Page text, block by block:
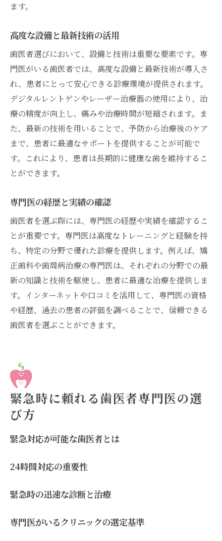
ます。
高度な設備と最新技術の活用
歯医者選びにおいて、設備と技術は重要な要素です。専
門医がいる歯医者では、高度な設備と最新技術が導入さ
れ、患者にとって安心できる診療環境が提供されます。
デジタルレントゲンやレーザー治療器の使用により、治
療の精度が向上し、痛みや治療時間が短縮されます。ま
た、最新の技術を用いることで、予防から治療後のケア
まで、患者に最適なサポートを提供することが可能で
す。これにより、患者は長期的に健康な歯を維持するこ
とができます。
専門医の経歴と実績の確認
歯医者を選ぶ際には、専門医の経歴や実績を確認するこ
とが重要です。専門医は高度なトレーニングと経験を持
ち、特定の分野で優れた診療を提供します。例えば、矯
正歯科や歯周病治療の専門医は、それぞれの分野での最
新の知識と技術を駆使し、患者に最適な治療を提供しま
す。インターネットや口コミを活用して、専門医の資格
や経歴、過去の患者の評価を調べることで、信頼できる
歯医者を選ぶことができます。
緊急時に頼れる歯医者専門医の選
び方
緊急対応が可能な歯医者とは
24時間対応の重要性
緊急時の迅速な診断と治療
専門医がいるクリニックの選定基準